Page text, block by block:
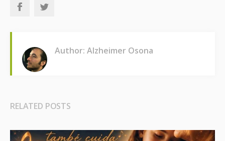
Author: Alzheimer Osona
RELATED POSTS